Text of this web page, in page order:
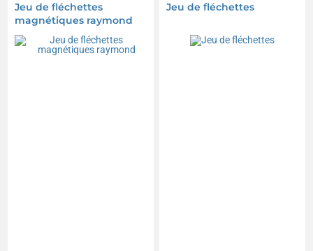
Jeu de fléchettes
magnétiques raymond
Jeu de fléchettes